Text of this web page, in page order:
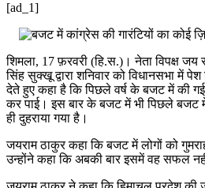
[ad_1]
शिमला, 17 फ़रवरी (हि.स.)। नेता विपक्ष जय
सिंह सुक्खू द्वारा शनिवार को विधानसभा में
देते हुए कहा है कि पिछले वर्ष के बजट में की
कर पाई। इस बार के बजट में भी पिछले बजट
ही दुहराया गया है।
जयराम ठाकुर कहा कि बजट में लोगों को
उन्होंने कहा कि अबकी बार इसमें वह सफल